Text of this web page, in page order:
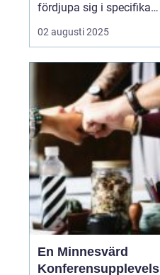
fördjupa sig i specifika
intressen eller hobbyer,
vilket gör resan mer
berikande. Temaresor
kan innefatta allt från
kulinariska äventyr till
historiska expedi...
02 augusti 2025
En Minnesvärd
Konferensupplevels